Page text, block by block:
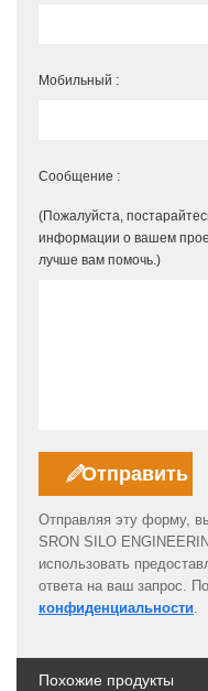
Мобильный :
Сообщение :
(Пожалуйста,
информации о вашем
лучше вам помочь.)
Отправляя эту форму,
SRON SILO
использовать
ответа на ваш запрос.
конфиденциальности.
Похожие продукты